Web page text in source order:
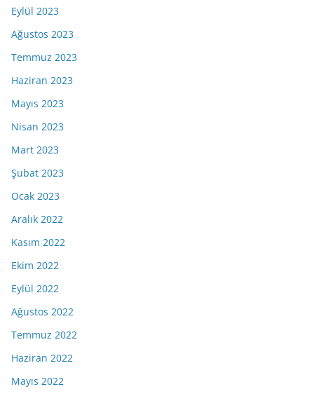
Eylül 2023
Ağustos 2023
Temmuz 2023
Haziran 2023
Mayıs 2023
Nisan 2023
Mart 2023
Şubat 2023
Ocak 2023
Aralık 2022
Kasım 2022
Ekim 2022
Eylül 2022
Ağustos 2022
Temmuz 2022
Haziran 2022
Mayıs 2022